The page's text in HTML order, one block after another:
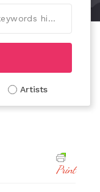
Artists
Print